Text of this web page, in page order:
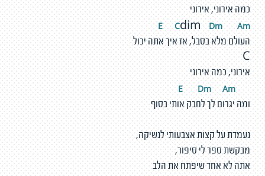
כמה אירוני, אירוני
E Cdim Dm Am
העולם מלא בסבל, אז איך אתה יכול
C
אירוני, כמה אירוני
Dm Am
ומה יגרום לך לחבק אותי בסוף
נעמדת על קצות אצבעותי לנשיקה,
מבקשת ספר לי סיפור,
אתה לא אחד שיפתח את הלב